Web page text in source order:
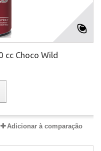
cc Choco Wild
Adicionar à comparação